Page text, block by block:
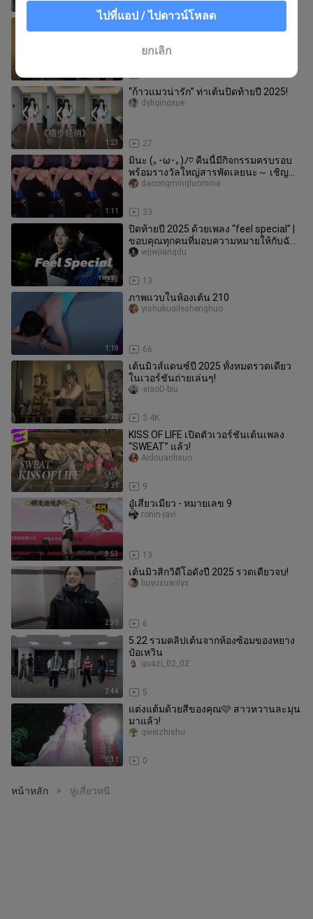
คุณเริ่มรู้จักพวกเราตั้งแต่เมื่อไหร่กันนะ～
storm_bamboozhuzi
1:23
“ก้าวแมวน่ารัก” ท่าเต้นปิดท้ายปี 2025!
27
dyliqingxue
1:11
มินะ (｡･ω･｡)ﾉ♡ คืนนี้มีกิจกรรมครบรอบ
พร้อมรางวัลใหญ่สารพัดเลยนะ～ เชิญ
เชิญ～ มาเยือนกันเยอะๆ นะคะ～～～～
33
dacongmingluomina
0:33
ปิดท้ายปี 2025 ด้วยเพลง “feel special” |
ขอบคุณทุกคนที่มอบความหมายให้กับฉัน
ทำให้ฉันรู้สึกพิเศษ～
13
wjjwjiangdu
1:18
ภาพแวบในห้องเต้น 210
66
yishukuaileshenghuo
5:22
เต้นมิวส์แดนซ์ปี 2025 ทั้งหมดรวดเดียว
ในเวอร์ชันถ่ายเล่นๆ!
3.4K
-xiaoD-biu
3:21
KISS OF LIFE เปิดตัวเวอร์ชันเต้นเพลง
“SWEAT” แล้ว!
9
Aidouanlisuo
3:53
อู๋เสี่ยวเมียว - หมายเลข 9
13
ronin-javi
2:39
เต้นมิวสิกวิดีโอดังปี 2025 รวดเดียวจบ!
6
liuyuxuanlyx
2:44
5.22 รวมคลิปเต้นจากห้องซ้อมของหยาง
ป๋อเหวิน
5
guazi_02_02
3:11
แต่งแต้มด้วยสีของคุณ🩷 สาวหวานละมุน
มาแล้ว!
0
qweizhishu
หน้าหลัก > หู่เสี่ยวหนี
ไปที่แอป / ไปดาวน์โหลด
ยกเลิก